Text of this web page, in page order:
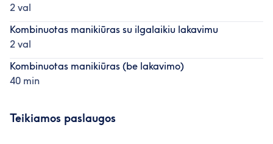
2 val
Kombinuotas manikiūras su ilgalaikiu lakavimu
2 val
Kombinuotas manikiūras (be lakavimo)
40 min
Teikiamos paslaugos